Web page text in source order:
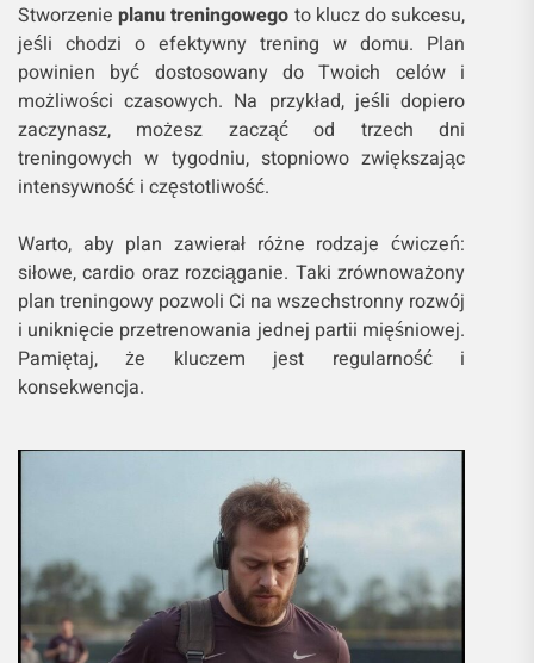
Stworzenieplanu treningowego to klucz do sukcesu,
jeśli chodzi o efektywny trening w domu. Plan
powinien być dostosowany do Twoich celów i
możliwości czasowych. Na przykład, jeśli dopiero
zaczynasz, możesz zacząć od trzech dni
treningowych w tygodniu, stopniowo zwiększając
intensywność i częstotliwość.
Warto, aby plan zawierał różne rodzaje ćwiczeń:
siłowe, cardio oraz rozciąganie. Taki zrównoważony
plan treningowy pozwoli Ci na wszechstronny rozwój
i uniknięcie przetrenowania jednej partii mięśniowej.
Pamiętaj, że kluczem jest regularność i
konsekwencja.